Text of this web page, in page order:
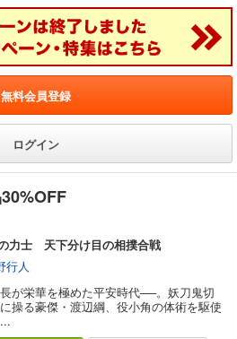
無料会員登録
ログイン
力士 天下分け目の相撲合戦
行人
が栄華を極めた平安時代──。妖刀鬼切
操る豪傑・渡辺綱、役小角の体術を駆使